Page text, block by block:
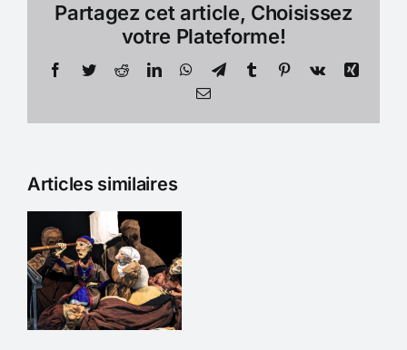
Partagez cet article, Choisissez
votre Plateforme!
Facebook
TwitterRedditLinkedInWhatsApp
TelegramTumblr Pinterest
Vk
Xing
Email
Articles similaires